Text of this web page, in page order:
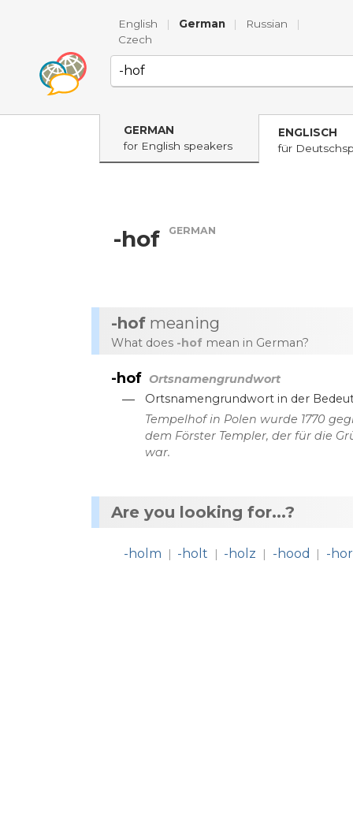
English | German | Russian
|
Czech
GERMAN
for English speakers
ENGLISCH
für
-hof GERMAN
-hof meaning
What does -hof mean in German?
-hof Ortsnamengrundwort
— Ortsnamengrundwort in der
Tempelhof in Polen wurde 1770
dem Förster Templer,der für die
war.
Are you looking for...?
-holm | -holt | -holz | -hood | -